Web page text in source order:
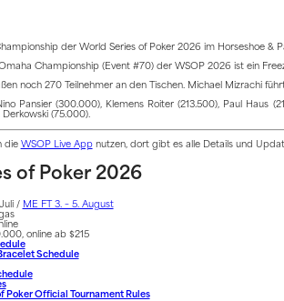
der World Series of Poker 2026 im Horseshoe &
Championship (Event #70) der WSOP 2026 ist ein
noch 270 Teilnehmer an den Tischen. Michael Mizrachi
Pansier (300.000), Klemens Roiter (213.500), Paul Haus
(75.000).
die WSOP Live Appnutzen, dort gibt es alle Details und
of Poker 2026
/ ME FT 3. – 5. August
online ab $215
Schedule
Poker Official Tournament Rules